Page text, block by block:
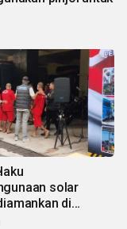
solar
di